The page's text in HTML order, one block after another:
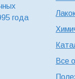
года
Все